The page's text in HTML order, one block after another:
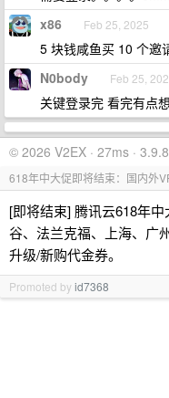
x86 Feb 25, 2025
5 块钱咸鱼买 10 个邀
N0body Feb 25,
关键登录完 看完有点
© 2026 V2EX · 27ms ·
618年中大促即将结束：国内外
[即将结束] 腾讯云618年
谷、法兰克福、上海、广
升级/新购代金券。
Promoted byid7368